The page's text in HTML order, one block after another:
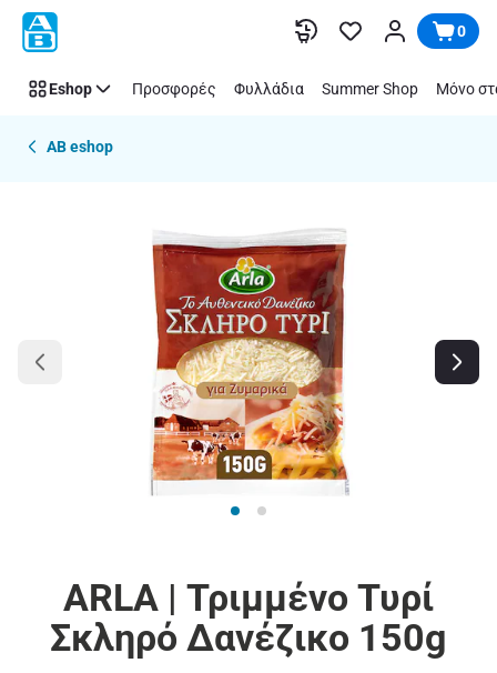
Παράλειψη 0
Eshop Προσφορές Φυλλάδια Summer Shop Μόνο
AB eshop
ARLA | Τριμμένο Τυρί
Σκληρό Δανέζικο 150g